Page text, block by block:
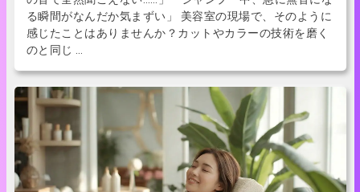
る瞬間がなんだか気まずい」 美容室の現場で、そのように
感じたことはありませんか？カットやカラーの技術を磨く
のと同じ …